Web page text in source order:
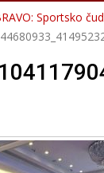
Sportsko